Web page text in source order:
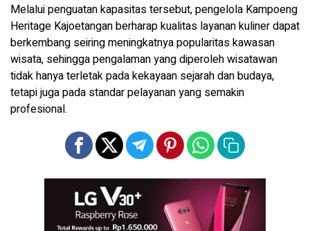
Melalui penguatan kapasitas tersebut, pengelola Kampoeng
Heritage Kajoetangan berharap kualitas layanan kuliner dapat
berkembang seiring meningkatnya popularitas kawasan
wisata, sehingga pengalaman yang diperoleh wisatawan
tidak hanya terletak pada kekayaan sejarah dan budaya,
tetapi juga pada standar pelayanan yang semakin
profesional.